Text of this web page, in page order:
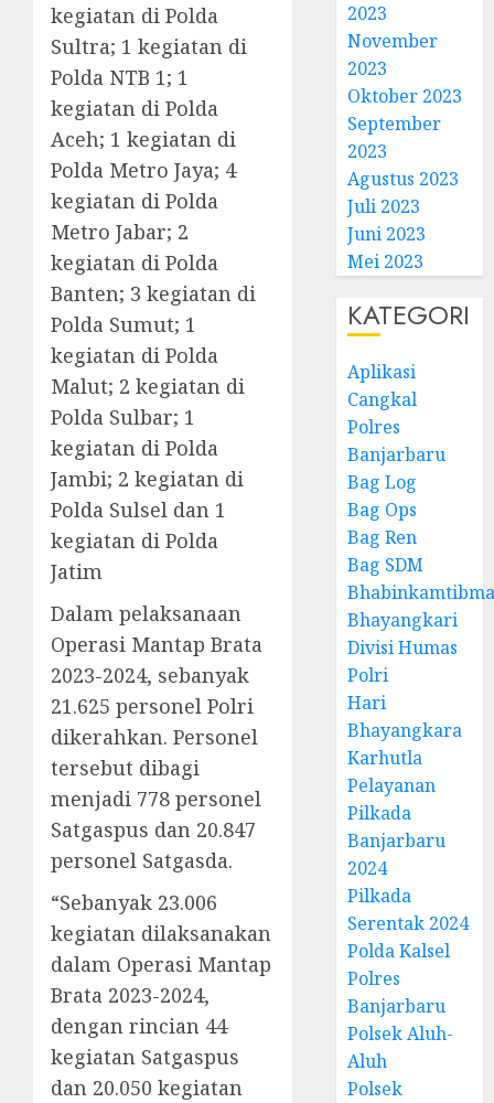
kegiatan di Polda
Sultra; 1 kegiatan di
Polda NTB 1; 1
kegiatan di Polda
Aceh; 1 kegiatan di
Polda Metro Jaya; 4
kegiatan di Polda
Metro Jabar; 2
kegiatan di Polda
Banten; 3 kegiatan di
Polda Sumut; 1
kegiatan di Polda
Malut; 2 kegiatan di
Polda Sulbar; 1
kegiatan di Polda
Jambi; 2 kegiatan di
Polda Sulsel dan 1
kegiatan di Polda
Jatim
Dalam pelaksanaan
Operasi Mantap Brata
2023-2024, sebanyak
21.625 personel Polri
dikerahkan. Personel
tersebut dibagi
menjadi 778 personel
Satgaspus dan 20.847
personel Satgasda.
“Sebanyak 23.006
kegiatan dilaksanakan
dalam Operasi Mantap
Brata 2023-2024,
dengan rincian 44
kegiatan Satgaspus
dan 20.050 kegiatan
2023
November
2023
Oktober 2023
September
2023
Agustus 2023
Juli 2023
Juni 2023
Mei 2023
KATEGORI
Aplikasi
Cangkal
Polres
Banjarbaru
Bag Log
Bag Ops
Bag Ren
Bag SDM
Bhayangkari
Divisi Humas
Polri
Hari
Bhayangkara
Karhutla
Pelayanan
Pilkada
Banjarbaru
2024
Pilkada
Serentak 2024
Polda Kalsel
Polres
Banjarbaru
Polsek Aluh-
Aluh
Polsek